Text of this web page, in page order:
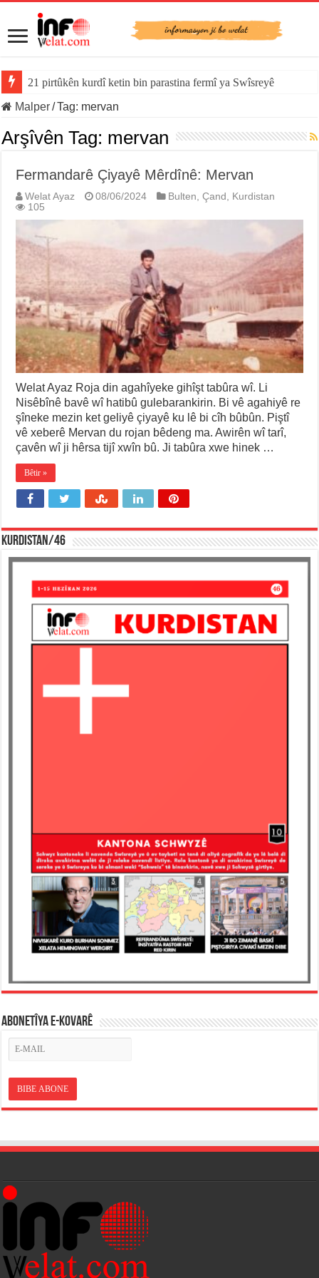
21 pirtûkên kurdî ketin bin parastina fermî ya Swîsreyê
Malper/Tag: mervan
Arşîvên Tag: mervan
Fermandarê Çiyayê Mêrdînê: Mervan
Welat Ayaz 08/06/2024 Bulten,Çand , Kurdistan
105
Welat Ayaz Roja din agahîyeke gihîşt tabûra wî. Li
Nisêbînê bavê wî hatibû gulebarankirin. Bi vê agahiyê re
şîneke mezin ket geliyê çiyayê ku lê bi cîh bûbûn. Piştî
vê xeberê Mervan du rojan bêdeng ma. Awirên wî tarî,
çavên wî ji hêrsa tijî xwîn bû. Ji tabûra xwe hinek …
Bêtir »
KURDISTAN/46
ABONETÎYA E-KOVARÊ